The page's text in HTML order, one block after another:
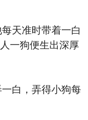
天准时带着一白
一狗便生出深厚
白，弄得小狗每